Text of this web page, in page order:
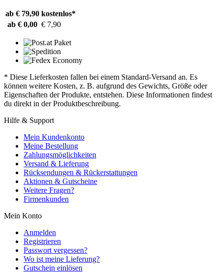
ab € 79,90 kostenlos*
ab € 0,00 € 7,90
* Diese Lieferkosten fallen bei einem Standard-Versand an. Es
können weitere Kosten, z. B. aufgrund des Gewichts, Größe oder
Eigenschaften der Produkte, entstehen. Diese Informationen findest
du direkt in der Produktbeschreibung.
Hilfe & Support
Mein Kundenkonto
Meine Bestellung
Zahlungsmöglichkeiten
Versand & Lieferung
Rücksendungen & Rückerstattungen
Aktionen & Gutscheine
Weitere Fragen?
Firmenkunden
Mein Konto
Anmelden
Registrieren
Passwort vergessen?
Wo ist meine Lieferung?
Gutschein einlösen